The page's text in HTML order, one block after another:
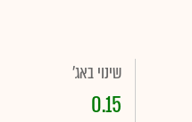
שינוי באג'
0.15